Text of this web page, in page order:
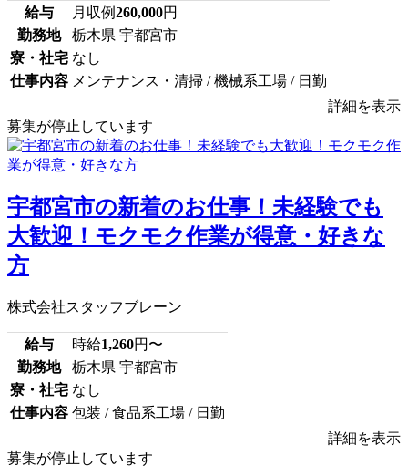
給与 月収例260,000円
勤務地
栃木県 宇都宮市
寮・社宅 なし
仕事内容 メンテナンス・清掃 / 機械系工場 / 日勤
詳細を表示
募集が停止しています
宇都宮市の新着のお仕事！未経験でも
大歓迎！モクモク作業が得意・好きな
方
株式会社スタッフブレーン
給与 時給1,260円〜
勤務地
栃木県 宇都宮市
寮・社宅 なし
仕事内容 包装 / 食品系工場 / 日勤
詳細を表示
募集が停止しています